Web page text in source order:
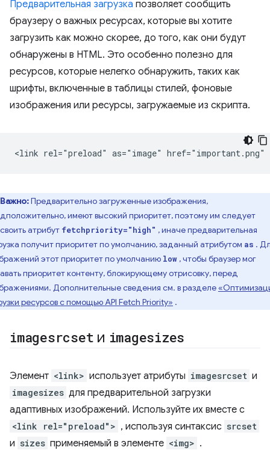
Предварительная загрузка позволяет сообщить
браузеру о важных ресурсах, которые вы хотите
загрузить как можно скорее, до того, как они будут
обнаружены в HTML. Это особенно полезно для
ресурсов, которые нелегко обнаружить, таких как
шрифты, включенные в таблицы стилей, фоновые
изображения или ресурсы, загружаемые из скрипта.
Важно:Предварительно загруженные изображения,
имеют высокий приоритет, поэтому им следует
атрибут fetchpriority="high" , иначе предварительная
получит приоритет по умолчанию, заданный атрибутом as .
этот приоритет по умолчанию low , чтобы браузер мог
приоритет контенту, блокирующему отрисовку, перед
Дополнительные сведения см. в разделе
ресурсов с помощью API Fetch Priority» .
imagesrcset и imagesizes
Элемент <link> использует атрибуты imagesrcset и
imagesizes для предварительной загрузки
адаптивных изображений. Используйте их вместе с
<link rel="preload"> , используя синтаксис srcset
и sizes применяемый в элементе <img> .